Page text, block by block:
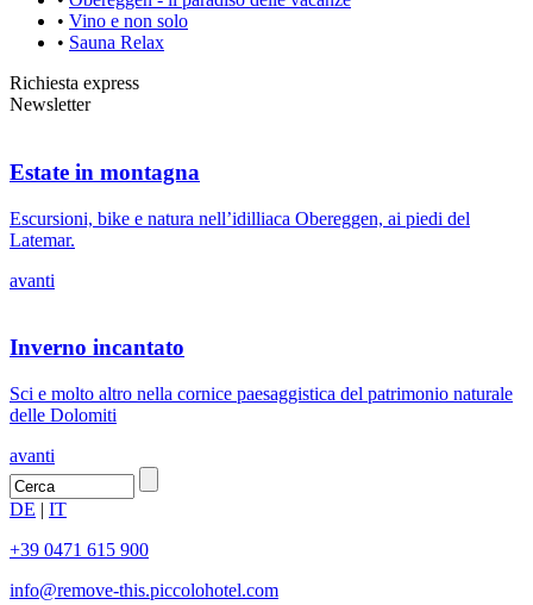
• Vino e non solo
• Sauna Relax
Richiesta express
Newsletter
Estate in montagna
Escursioni, bike e natura nell’idilliaca Obereggen, ai piedi del
Latemar.
avanti
Inverno incantato
Sci e molto altro nella cornice paesaggistica del patrimonio naturale
delle Dolomiti
avanti
DE | IT
+39 0471 615 900
info@remove-this.piccolohotel.com